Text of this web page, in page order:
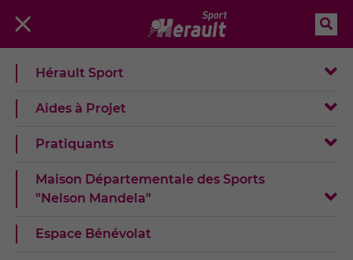
Menu
Hérault Sport
Aides à Projet
Pratiquants
Maison Départementale des Sports
"Nelson Mandela"
Espace Bénévolat
A la Une !